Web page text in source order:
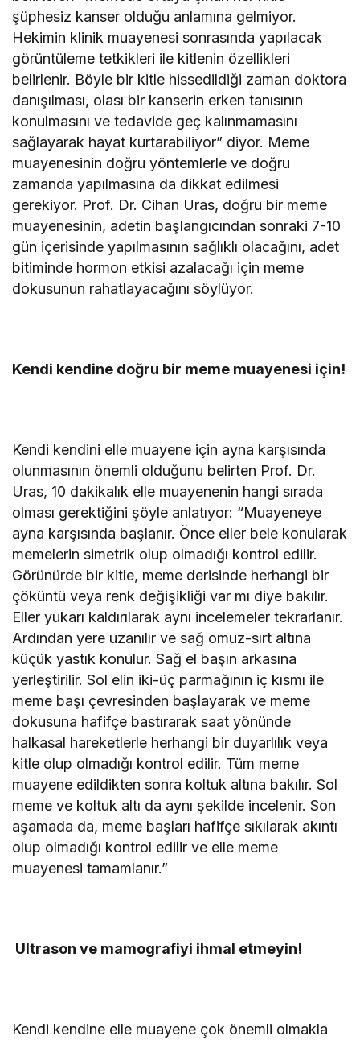
şüphesiz kanser olduğu anlamına gelmiyor.
Hekimin klinik muayenesi sonrasında yapılacak
görüntüleme tetkikleri ile kitlenin özellikleri
belirlenir. Böyle bir kitle hissedildiği zaman doktora
danışılması, olası bir kanserin erken tanısının
konulmasını ve tedavide geç kalınmamasını
sağlayarak hayat kurtarabiliyor” diyor. Meme
muayenesinin doğru yöntemlerle ve doğru
zamanda yapılmasına da dikkat edilmesi
gerekiyor. Prof. Dr. Cihan Uras, doğru bir meme
muayenesinin, adetin başlangıcından sonraki 7-10
gün içerisinde yapılmasının sağlıklı olacağını, adet
bitiminde hormon etkisi azalacağı için meme
dokusunun rahatlayacağını söylüyor.
Kendi kendine doğru bir meme muayenesi için!
Kendi kendini elle muayene için ayna karşısında
olunmasının önemli olduğunu belirten Prof. Dr.
Uras, 10 dakikalık elle muayenenin hangi sırada
olması gerektiğini şöyle anlatıyor: “Muayeneye
ayna karşısında başlanır. Önce eller bele konularak
memelerin simetrik olup olmadığı kontrol edilir.
Görünürde bir kitle, meme derisinde herhangi bir
çöküntü veya renk değişikliği var mı diye bakılır.
Eller yukarı kaldırılarak aynı incelemeler tekrarlanır.
Ardından yere uzanılır ve sağ omuz-sırt altına
küçük yastık konulur. Sağ el başın arkasına
yerleştirilir. Sol elin iki-üç parmağının iç kısmı ile
meme başı çevresinden başlayarak ve meme
dokusuna hafifçe bastırarak saat yönünde
halkasal hareketlerle herhangi bir duyarlılık veya
kitle olup olmadığı kontrol edilir. Tüm meme
muayene edildikten sonra koltuk altına bakılır. Sol
meme ve koltuk altı da aynı şekilde incelenir. Son
aşamada da, meme başları hafifçe sıkılarak akıntı
olup olmadığı kontrol edilir ve elle meme
muayenesi tamamlanır.”
Ultrason ve mamografiyi ihmal etmeyin!
Kendi kendine elle muayene çok önemli olmakla